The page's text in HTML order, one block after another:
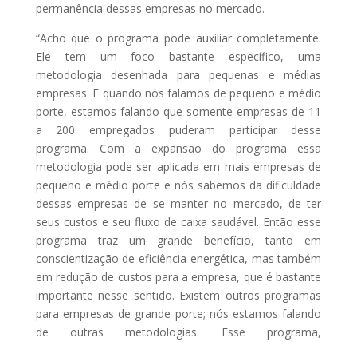
permanência dessas empresas no mercado.
“Acho que o programa pode auxiliar completamente.
Ele tem um foco bastante específico, uma
metodologia desenhada para pequenas e médias
empresas. E quando nós falamos de pequeno e médio
porte, estamos falando que somente empresas de 11
a 200 empregados puderam participar desse
programa. Com a expansão do programa essa
metodologia pode ser aplicada em mais empresas de
pequeno e médio porte e nós sabemos da dificuldade
dessas empresas de se manter no mercado, de ter
seus custos e seu fluxo de caixa saudável. Então esse
programa traz um grande benefício, tanto em
conscientização de eficiência energética, mas também
em redução de custos para a empresa, que é bastante
importante nesse sentido. Existem outros programas
para empresas de grande porte; nós estamos falando
de outras metodologias. Esse programa,